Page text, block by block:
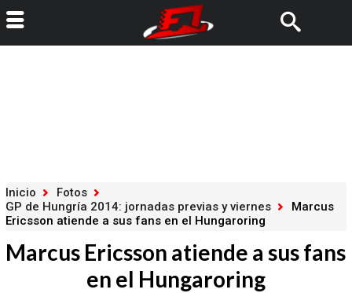
Inicio
Fotos
GP de Hungría 2014: jornadas previas y viernes
Marcus
Ericsson atiende a sus fans en el Hungaroring
Marcus Ericsson atiende a sus fans
en el Hungaroring